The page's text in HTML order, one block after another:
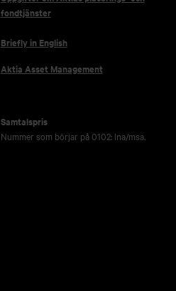
fondtjänster
Briefly in English
Aktia Asset Management
Samtalspris
Nummer som börjar på 0102: lna/msa.